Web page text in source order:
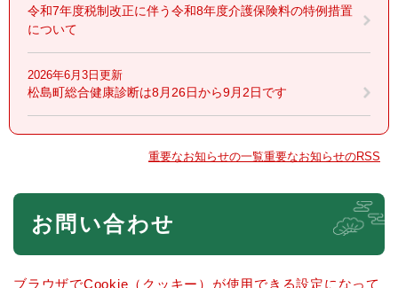
令和7年度税制改正に伴う令和8年度介護保険料の特例措置
について
2026年6月3日更新
松島町総合健康診断は8月26日から9月2日です
重要なお知らせの一覧重要なお知らせのRSS
本
お問い合わせ
ブラウザでCookie（クッキー）が使用できる設定になって